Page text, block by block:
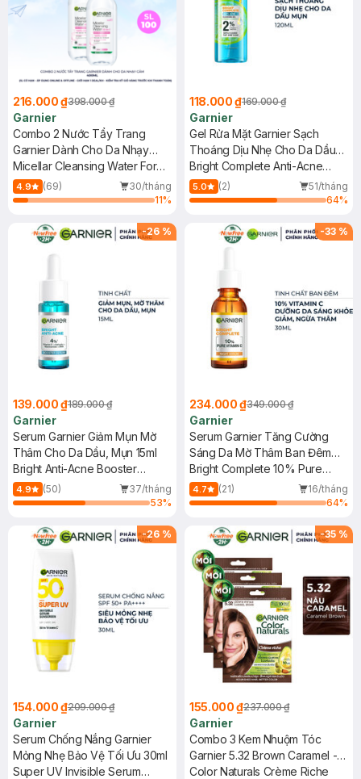
216.000 ₫398.000 ₫
Garnier
Combo 2 Nước Tẩy Trang
Garnier Dành Cho Da Nhạy
Cảm 400ml
Micellar Cleansing Water For
Sensitive Skin
4.9 (69)
30/tháng
11%
118.000 ₫169.000 ₫
Garnier
Gel Rửa Mặt Garnier Sạch
Thoáng Dịu Nhẹ Cho Da Dầu
Mụn 120ml
Bright Complete Anti-Acne
Cleansing Gel
5.0 (2)
51/tháng
64%
-26 %
139.000 ₫189.000 ₫
Garnier
Serum Garnier Giảm Mụn Mờ
Thâm Cho Da Dầu, Mụn 15ml
Bright Anti-Acne Booster
Serum
4.9 (50)
37/tháng
53%
-33 %
234.000 ₫349.000 ₫
Garnier
Serum Garnier Tăng Cường
Sáng Da Mờ Thâm Ban Đêm
30ml
Bright Complete 10% Pure
Vitamin C Night Serum
4.7 (21)
16/tháng
64%
-26 %
154.000 ₫209.000 ₫
Garnier
Serum Chống Nắng Garnier
Mỏng Nhẹ Bảo Vệ Tối Ưu 30ml
Super UV Invisible Serum
-35 %
155.000 ₫237.000 ₫
Garnier
Combo 3 Kem Nhuộm Tóc
Garnier 5.32 Brown Caramel -
Nâu Caramel 30g
Color Naturals Crème Riche